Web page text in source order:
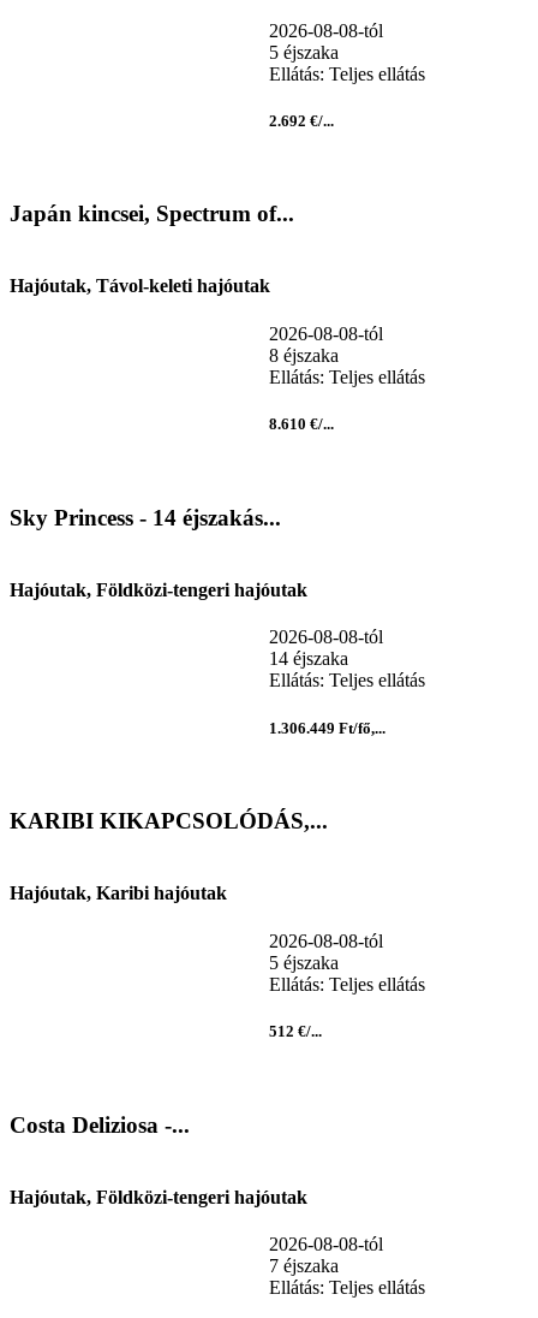
2026-08-08-tól
5 éjszaka
Ellátás: Teljes ellátás
2.692 €/...
Japán kincsei, Spectrum of...
Hajóutak, Távol-keleti hajóutak
2026-08-08-tól
8 éjszaka
Ellátás: Teljes ellátás
8.610 €/...
Sky Princess - 14 éjszakás...
Hajóutak, Földközi-tengeri hajóutak
2026-08-08-tól
14 éjszaka
Ellátás: Teljes ellátás
1.306.449 Ft/fő,...
KARIBI KIKAPCSOLÓDÁS,...
Hajóutak, Karibi hajóutak
2026-08-08-tól
5 éjszaka
Ellátás: Teljes ellátás
512 €/...
Costa Deliziosa -...
Hajóutak, Földközi-tengeri hajóutak
2026-08-08-tól
7 éjszaka
Ellátás: Teljes ellátás